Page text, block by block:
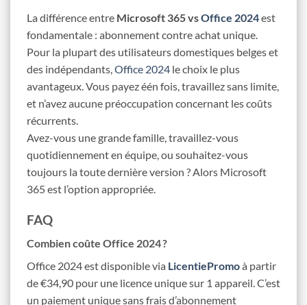
La différence entre Microsoft 365 vsOffice 2024est
fondamentale : abonnement contre achat unique.
Pour la plupart des utilisateurs domestiques belges et
des indépendants,Office 2024 le choix le plus
avantageux. Vous payez één fois, travaillez sans limite,
et n’avez aucune préoccupation concernant les coûts
récurrents.
Avez-vous une grande famille, travaillez-vous
quotidiennement en équipe, ou souhaitez-vous
toujours la toute dernière version ? Alors Microsoft
365 est l’option appropriée.
FAQ
Combien coûte Office 2024 ?
Office 2024 est disponible via LicentiePromoà partir
de €34,90 pour une licence unique sur 1 appareil. C’est
un paiement unique sans frais d’abonnement